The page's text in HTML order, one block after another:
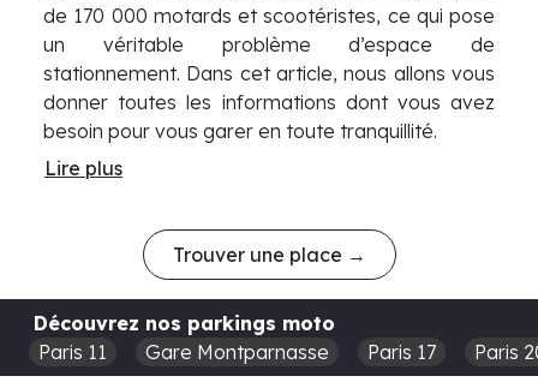
de 170 000 motards et scootéristes, ce qui pose
un véritable problème d’espace de
stationnement. Dans cet article, nous allons vous
donner toutes les informations dont vous avez
besoin pour vous garer en toute tranquillité.
Lire plus
Trouver une place →
Découvrez nos parkings moto
Paris 11
Gare Montparnasse Paris 17 Paris